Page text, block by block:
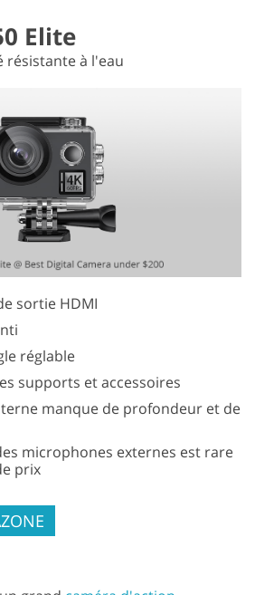
Elite
résistante à l'eau
sortie HDMI
réglable
supports et accessoires
manque de profondeur et de
microphones externes est rare
prix